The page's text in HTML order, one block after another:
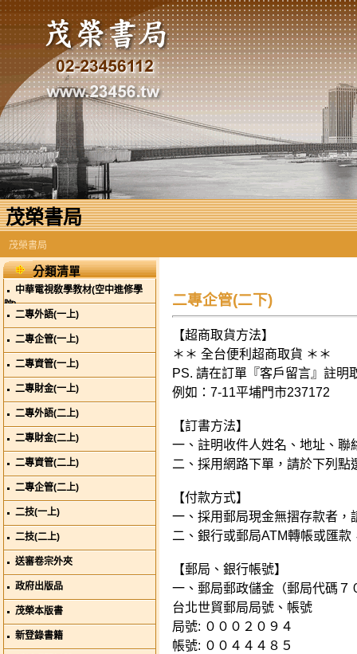
茂榮書局
茂榮書局
分類清單
中華電視敎學教材(空中進修學
院)
二專外語(一上)
二專企管(一上)
二專資管(一上)
二專財金(一上)
二專外語(二上)
二專財金(二上)
二專資管(二上)
二專企管(二上)
二技(一上)
二技(二上)
送審卷宗外夾
政府出版品
茂榮本版書
新登錄書籍
二專企管(二下)
【超商取貨方法】
＊＊ 全台便利超商取貨 ＊＊
PS. 請在訂單『客戶留言』註明
例如：7-11平埔門市237172
【訂書方法】
一、註明收件人姓名、地址、
二、採用網路下單，請於下列點
【付款方式】
一、採用郵局現金無摺存款者，
二、銀行或郵局ATM轉帳或匯
【郵局、銀行帳號】
一、郵局郵政儲金（郵局代碼７
台北世貿郵局局號、帳號
局號: ０００２０９４
帳號: ００４４４８５